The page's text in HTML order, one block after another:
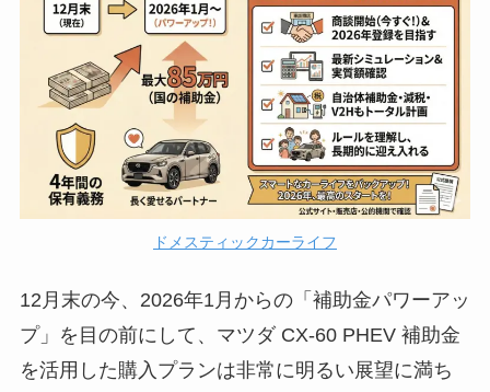
ドメスティックカーライフ
12月末の今、2026年1月からの「補助金パワーアッ
プ」を目の前にして、マツダ CX-60 PHEV 補助金
を活用した購入プランは非常に明るい展望に満ち